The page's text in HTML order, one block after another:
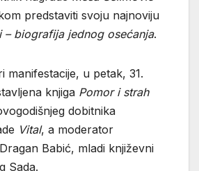
predstaviti svoju najnoviju
– biografija jednog osećanja.
manifestacije, u petak, 31.
knjiga Pomor i strah
dobitnika
Vital, a moderator
Babić, mladi književni
Sada.